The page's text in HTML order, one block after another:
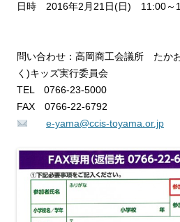
日時 2016年2月21日(日) 11:00～
問い合わせ：高岡商工会議所 たか
く)キッズ実行委員会
TEL 0766-23-5000
FAX 0766-22-6792
e-yama@ccis-toyama.or.jp